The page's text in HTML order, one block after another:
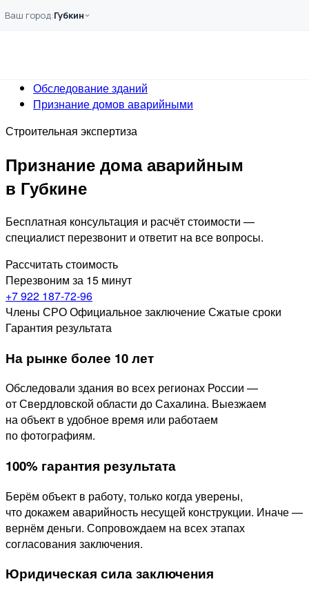
Перейти к основному содержанию
Ваш город:Губкин
Обследование зданий
Признание домов аварийными
Строительная экспертиза
Признание дома аварийным
в Губкине
Бесплатная консультация и расчёт стоимости —
специалист перезвонит и ответит на все вопросы.
Рассчитать стоимость
Перезвоним за 15 минут
+7 922 187-72-96
Члены СРООфициальное заключениеСжатые сроки
Гарантия результата
На рынке более 10 лет
Обследовали здания во всех регионах России —
от Свердловской области до Сахалина. Выезжаем
на объект в удобное время или работаем
по фотографиям.
100% гарантия результата
Берём объект в работу, только когда уверены,
что докажем аварийность несущей конструкции. Иначе —
вернём деньги. Сопровождаем на всех этапах
согласования заключения.
Юридическая сила заключения